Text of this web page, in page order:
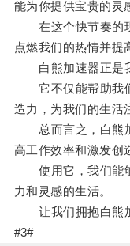
能为你提供宝贵的灵
在这个快节奏的现
点燃我们的热情并提
白熊加速器正是我
它不仅能帮助我们
造力，为我们的生活
总而言之，白熊加
高工作效率和激发创
使用它，我们能够
力和灵感的生活。
让我们拥抱白熊加
#3#